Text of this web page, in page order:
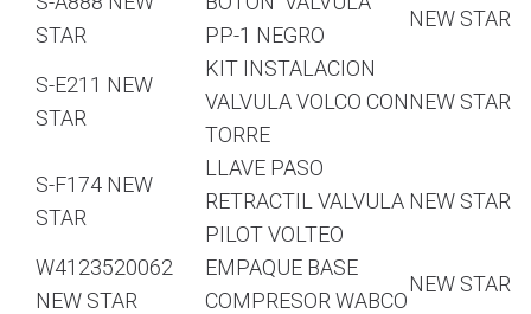
STAR
PP-1 NEGRO
NEW STAR
S-E211 NEW
STAR
KIT INSTALACION
VALVULA VOLCO CON
TORRE
NEW STAR
S-F174 NEW
STAR
LLAVE PASO
RETRACTIL VALVULA
PILOT VOLTEO
NEW STAR
W4123520062
NEW STAR
EMPAQUE BASE
COMPRESOR WABCO
NEW STAR